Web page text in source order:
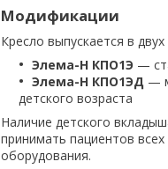
Модификации
Кресло выпускается в
Элема-Н КПО1Э —
Элема-Н КПО1ЭД —
детского возраста
Наличие детского
принимать пациентов
оборудования.